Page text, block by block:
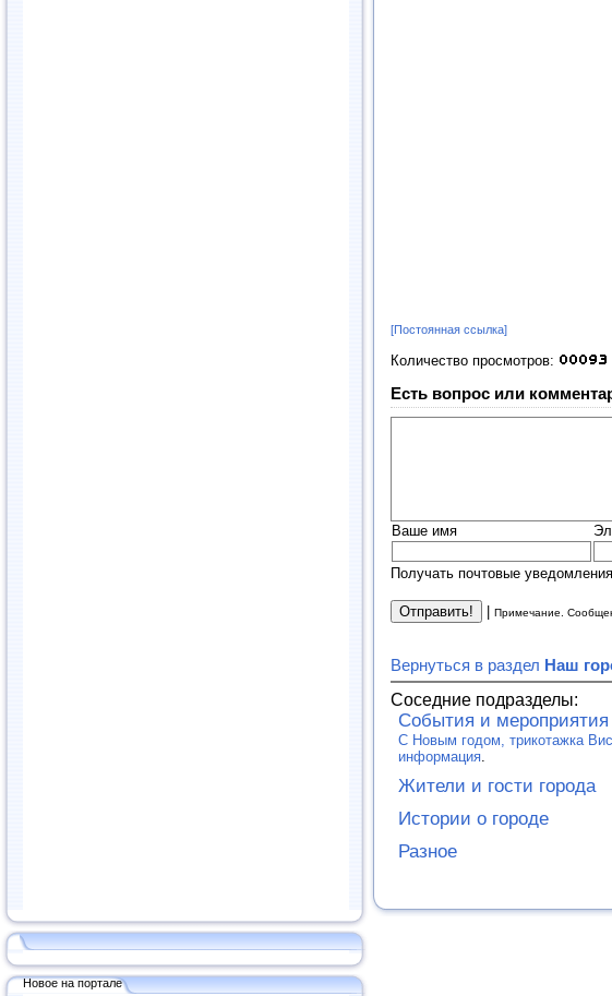
Новое на портале
[Постоянная ссылка]
Количество просмотров:
Есть вопрос или
Ваше имя
Получать почтовые
Примечание.
Вернуться в раздел Наш
Соседние подразделы:
События и мероприятия
С Новым годом, трикотажка
информация
Жители и гости города
Истории о городе
Разное